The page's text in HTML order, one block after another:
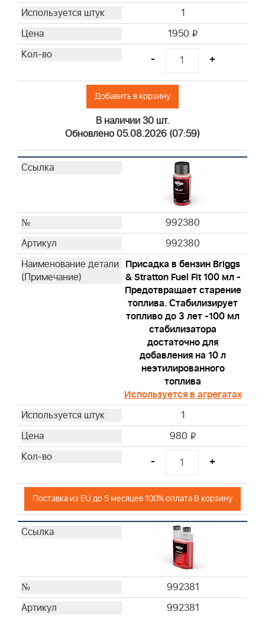
1
1950 i
- +
Добавить в корзину
В наличии 30 шт.
Обновлено 05.08.2026 (07:59)
992380
992380
Присадка в бензин Briggs
& Stratton Fuel Fit 100 мл -
Предотвращает старение
топлива. Стабилизирует
топливо до 3 лет -100 мл
стабилизатора
достаточно для
добавления на 10 л
неэтилированного
топлива
Используется в агрегатах
1
980 i
- +
Поставка из EU до 5 месяцев 100% оплата В корзину
992381
992381